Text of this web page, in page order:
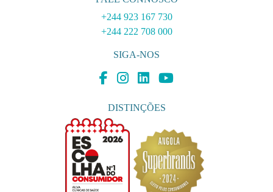
+244 923 167 730
+244 222 708 000
SIGA-NOS
DISTINÇÕES